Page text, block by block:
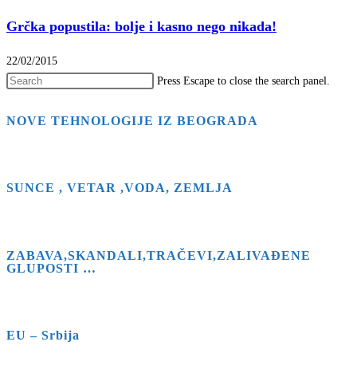
Grčka popustila: bolje i kasno nego nikada!
22/02/2015
Press Escape to close the search panel.
NOVE TEHNOLOGIJE IZ BEOGRADA
SUNCE , VETAR ,VODA, ZEMLJA
ZABAVA,SKANDALI,TRAČEVI,ZALIVAĐENE
GLUPOSTI …
EU – Srbija